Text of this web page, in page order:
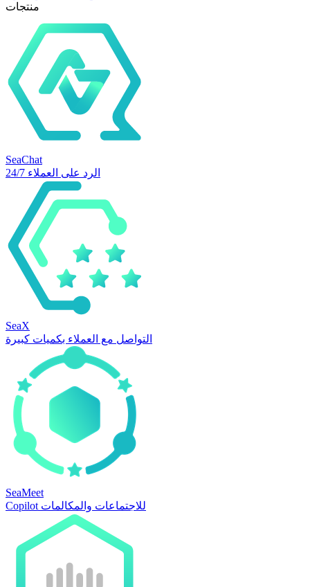
منتجات
SeaChat
الرد على العملاء 24/7
SeaX
التواصل مع العملاء بكميات كبيرة
SeaMeet
Copilot للاجتماعات والمكالمات